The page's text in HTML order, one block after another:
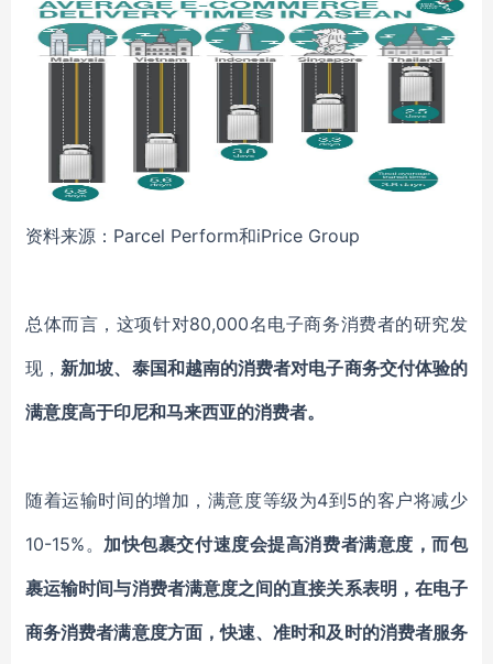
资料来源：Parcel Perform和iPrice Group
总体而言，这项针对80,000名电子商务消费者的研究发
现，新加坡、泰国和越南的消费者对电子商务交付体验的
满意度高于印尼和马来西亚的消费者。
随着运输时间的增加，满意度等级为4到5的客户将减少
10-15%。 加快包裹交付速度会提高消费者满意度，而包
裹运输时间与消费者满意度之间的直接关系表明，在电子
商务消费者满意度方面，快速、准时和及时的消费者服务